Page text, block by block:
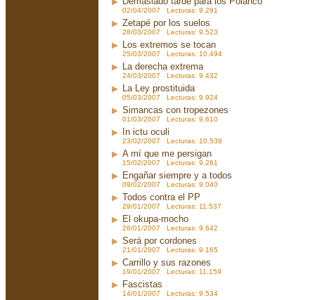
02/04/2007 Lecturas: 9.291
Zetapé por los suelos
28/03/2007 Lecturas: 9.523
Los extremos se tocan
25/03/2007 Lecturas: 10.494
La derecha extrema
24/03/2007 Lecturas: 9.432
La Ley prostituida
05/03/2007 Lecturas: 9.924
Simancas con tropezones
01/03/2007 Lecturas: 9.610
In ictu oculi
23/02/2007 Lecturas: 10.538
A mí que me persigan
15/02/2007 Lecturas: 9.261
Engañar siempre y a todos
09/02/2007 Lecturas: 9.040
Todos contra el PP
29/01/2007 Lecturas: 11.537
El okupa-mocho
26/01/2007 Lecturas: 9.642
Será por cordones
21/01/2007 Lecturas: 9.165
Carrillo y sus razones
19/01/2007 Lecturas: 11.159
Fascistas
14/01/2007 Lecturas: 9.534